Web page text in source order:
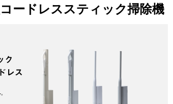
ードレススティック掃除機